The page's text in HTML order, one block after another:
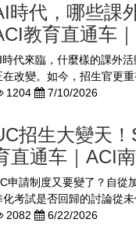
時代，哪些課
教育直通车
時代來臨，什麼樣的課外
在改變。如今，招生官更
1204
7/10/2026
招生大變天
直通车｜ACI
申請制度又要變了？自從
化考試是否回歸的討論從
2082
6/22/2026